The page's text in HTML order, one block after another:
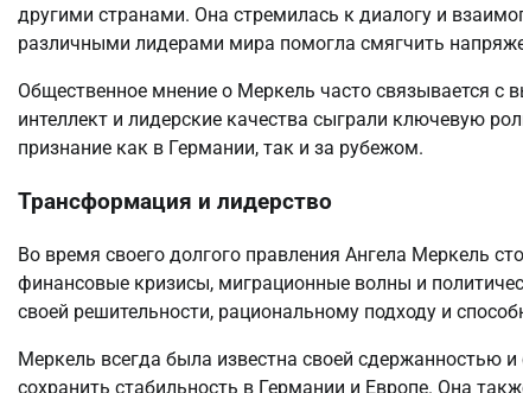
другими странами. Она стремилась к диалогу и
различными лидерами мира помогла смягчить
Общественное мнение о Меркель часто связывается с
интеллект и лидерские качества сыграли ключевую
признание как в Германии, так и за рубежом.
Трансформация и лидерство
Во время своего долгого правления Ангела Меркель
финансовые кризисы, миграционные волны и
своей решительности, рациональному подходу и
Меркель всегда была известна своей сдержанностью
сохранить стабильность в Германии и Европе. Она